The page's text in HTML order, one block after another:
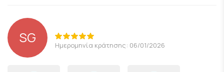
SG Ημερομηνία κράτησης: 06/01/2026